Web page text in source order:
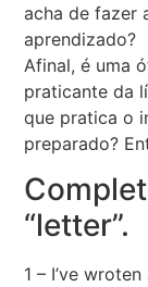
acha de fazer
aprendizado?
Afinal, é uma
praticante da
que pratica o
preparado?
“letter”.
1 – I’ve